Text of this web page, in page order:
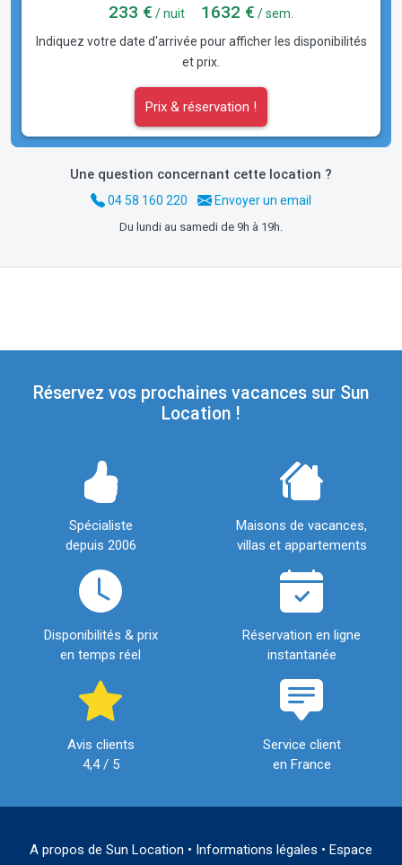
233 € / nuit 1632 € / sem.
Indiquez votre date d'arrivée pour afficher les disponibilités
et prix.
Prix & réservation !
Une question concernant cette location ?
04 58 160 220 Envoyer un email
Du lundi au samedi de 9h à 19h.
Réservez vos prochaines vacances sur Sun
Location !
Spécialiste
depuis 2006
Maisons de vacances,
villas et appartements
Disponibilités & prix
en temps réel
Réservation en ligne
instantanée
Avis clients
4,4 / 5
Service client
en France
A propos de Sun Location • Informations légales • Espace